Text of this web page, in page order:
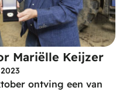
Mariëlle Keijzer
ontving een van